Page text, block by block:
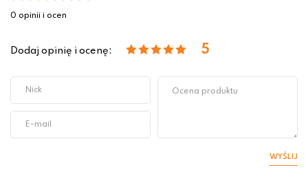
0 opinii i ocen
Dodaj opinię i ocenę: 5
WYŚLIJ